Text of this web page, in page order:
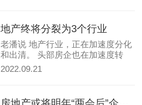
地产终将分裂为3个行业
老潘说 地产行业，正在加速度分化
和出清。 头部房企也在加速度转
型，第二曲线也开始...
2022.09.21
房地产或将明年“两会后”企稳回暖